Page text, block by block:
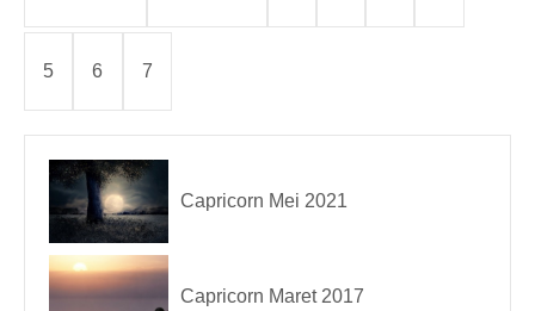
5 6 7
Capricorn Mei 2021
Capricorn Maret 2017